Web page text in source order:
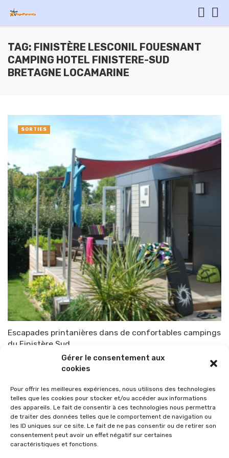
Gérer le consentement aux
cookies
Pour offrir les meilleures expériences, nous utilisons des technologies
telles que les cookies pour stocker et/ou accéder aux informations
des appareils. Le fait de consentir à ces technologies nous permettra
de traiter des données telles que le comportement de navigation ou
les ID uniques sur ce site. Le fait de ne pas consentir ou de retirer son
consentement peut avoir un effet négatif sur certaines
caractéristiques et fonctions.
TAG: FINISTÈRE LESCONIL FOUESNANT
CAMPING HOTEL FINISTERE-SUD
BRETAGNE LOCAMARINE
Escapades printanières dans de confortables campings
du Finistère Sud
TOP-PARENTS 4 avril 2015
SORTIES